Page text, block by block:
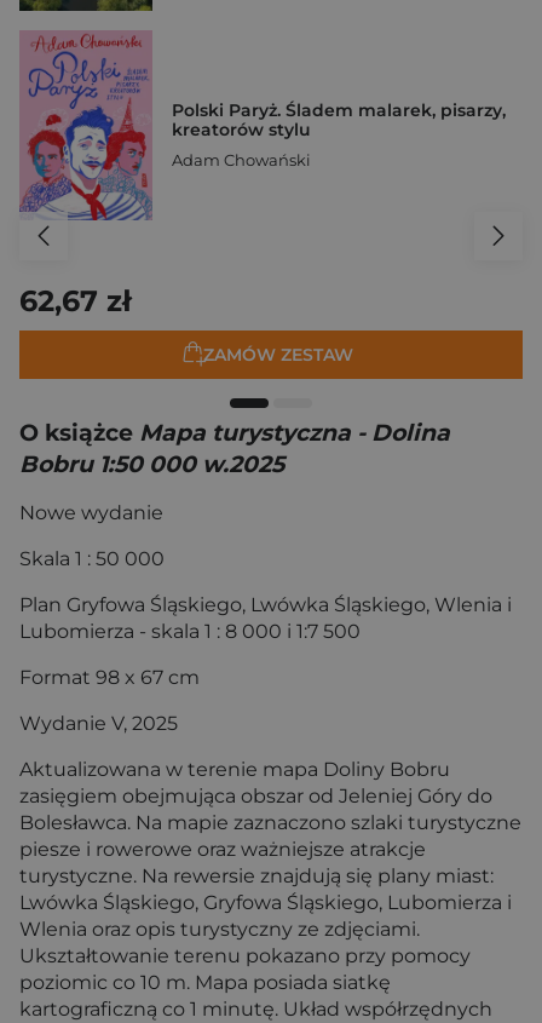
Polski Paryż. Śladem malarek, pisarzy,
kreatorów stylu
Adam Chowański
62,67 zł
ZAMÓW ZESTAW
O książce Mapa turystyczna - Dolina
Bobru 1:50 000 w.2025
Nowe wydanie
Skala 1 : 50 000
Plan Gryfowa Śląskiego, Lwówka Śląskiego, Wlenia i
Lubomierza - skala 1 : 8 000 i 1:7 500
Format 98 x 67 cm
Wydanie V, 2025
Aktualizowana w terenie mapa Doliny Bobru
zasięgiem obejmująca obszar od Jeleniej Góry do
Bolesławca. Na mapie zaznaczono szlaki turystyczne
piesze i rowerowe oraz ważniejsze atrakcje
turystyczne. Na rewersie znajdują się plany miast:
Lwówka Śląskiego, Gryfowa Śląskiego, Lubomierza i
Wlenia oraz opis turystyczny ze zdjęciami.
Ukształtowanie terenu pokazano przy pomocy
poziomic co 10 m. Mapa posiada siatkę
kartograficzną co 1 minutę. Układ współrzędnych